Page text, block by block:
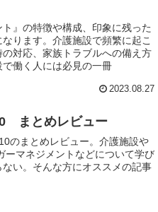
』の特徴や構成、印象に残った
ります。介護施設で頻繁に起こ
対応、家族トラブルへの備え方
働く人には必見の一冊
2023.08.27
まとめレビュー
のまとめレビュー。介護施設や
ーマネジメントなどについて学び
い。そんな方にオススメの記事